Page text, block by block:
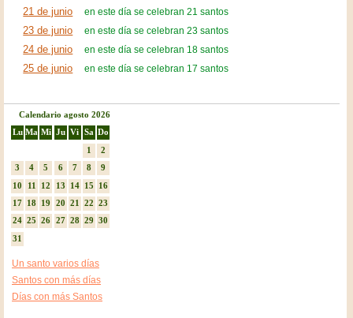
21 de junio en este día se celebran 21 santos
23 de junio en este día se celebran 23 santos
24 de junio en este día se celebran 18 santos
25 de junio en este día se celebran 17 santos
Calendario agosto 2026
Lu Ma Mi Ju Vi Sa Do
1
2
3
4 5 6 7 8
9
10
11 12 13 14 15
16
17 18 19 20 21 22
23
24 25 26 27 28 29
30
31
Un santo varios días
Santos con más días
Días con más Santos